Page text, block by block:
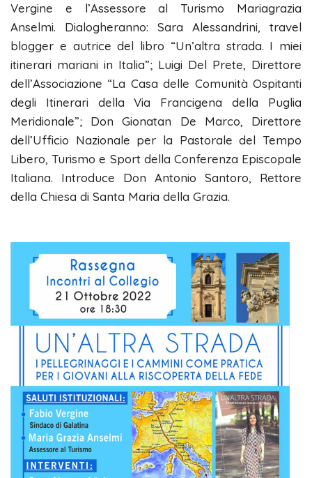
Vergine e l’Assessore al Turismo Mariagrazia
Anselmi. Dialogheranno: Sara Alessandrini, travel
blogger e autrice del libro “Un’altra strada. I miei
itinerari mariani in Italia”; Luigi Del Prete, Direttore
dell’Associazione “La Casa delle Comunità Ospitanti
degli Itinerari della Via Francigena della Puglia
Meridionale”; Don Gionatan De Marco, Direttore
dell’Ufficio Nazionale per la Pastorale del Tempo
Libero, Turismo e Sport della Conferenza Episcopale
Italiana. Introduce Don Antonio Santoro, Rettore
della Chiesa di Santa Maria della Grazia.